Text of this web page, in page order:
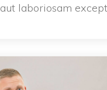
aut laboriosam